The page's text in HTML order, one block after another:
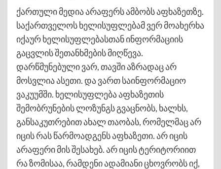
ქართული მედია არაფერს ამბობს აფხაზეთზე.
საქართველოს ხელისუფლებამ ვერ მოახერხა
იქაურ ხელისუფლებასთან ინფორმაციის
გაცვლის შეთანხმების მიღწევა.
დარწმუნებული ვარ, თავში აზრადაც არ
მოსვლია ასეთი. და ვართ საინფორმაციო
ვაკუუმში. ხელისუფლება აფხაზეთის
შემობრუნების ლოზუნგს გვაცნობს, ხალხს,
განსაკუთრებით ახალ თაობას, რომელმაც არ
იცის რას წარმოადგენს აფხაზეთი. არ იცის
არაფერი მის შესახებ. არ იცის ტერიტორიით
რა ზომისაა, რამდენი ადამიანი ცხოვრობს იქ,